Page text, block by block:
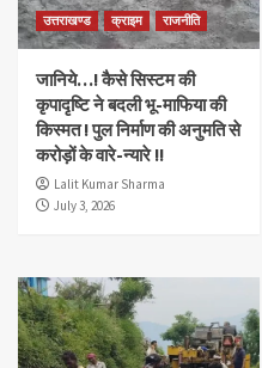
उत्तराखण्ड क्राइम राजनीति
जानिये…! कैसे सिस्टम की
कृपादृष्टि ने बदली भू-माफिया की
किस्मत ! पुल निर्माण की अनुमति से
करोड़ों के वारे-न्यारे !!
Lalit Kumar Sharma
July 3, 2026